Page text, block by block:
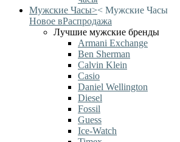
Мужские Часы>< Мужские Часы
Новое вРаспродажа
Лучшие мужские бренды
Armani Exchange
Ben Sherman
Calvin Klein
Casio
Daniel Wellington
Diesel
Fossil
Guess
Ice-Watch